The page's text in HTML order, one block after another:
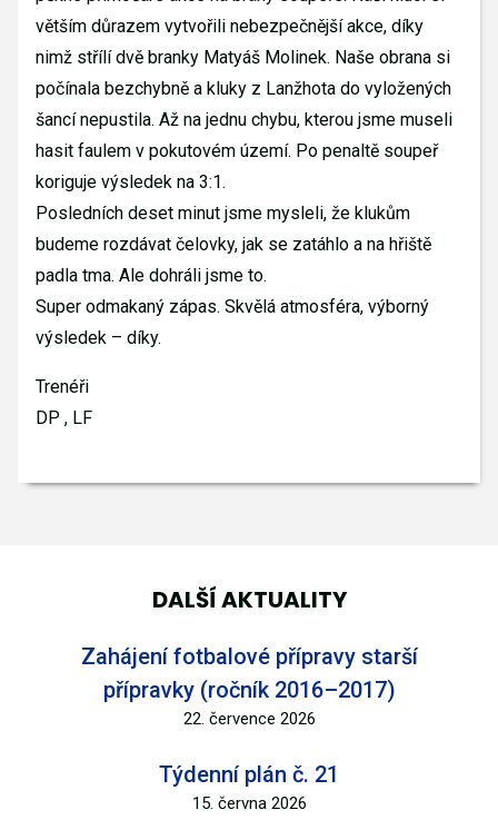
větším důrazem vytvořili nebezpečnější akce, díky
nimž střílí dvě branky Matyáš Molinek. Naše obrana si
počínala bezchybně a kluky z Lanžhota do vyložených
šancí nepustila. Až na jednu chybu, kterou jsme museli
hasit faulem v pokutovém území. Po penaltě soupeř
koriguje výsledek na 3:1.
Posledních deset minut jsme mysleli, že klukům
budeme rozdávat čelovky, jak se zatáhlo a na hřiště
padla tma. Ale dohráli jsme to.
Super odmakaný zápas. Skvělá atmosféra, výborný
výsledek – díky.
Trenéři
DP , LF
DALŠÍ AKTUALITY
Zahájení fotbalové přípravy starší
přípravky (ročník 2016–2017)
22. července 2026
Týdenní plán č. 21
15. června 2026